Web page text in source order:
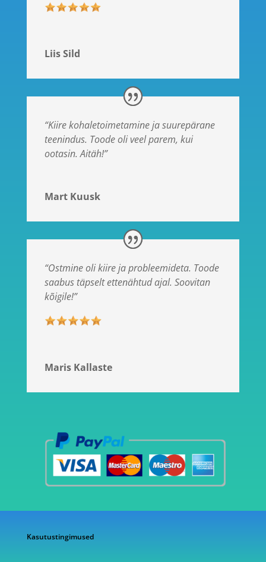
Liis Sild
“Kiire kohaletoimetamine ja suurepärane
teenindus. Toode oli veel parem, kui
ootasin. Aitäh!”
Mart Kuusk
“Ostmine oli kiire ja probleemideta. Toode
saabus täpselt ettenähtud ajal. Soovitan
kõigile!”
Maris Kallaste
Kasutustingimused